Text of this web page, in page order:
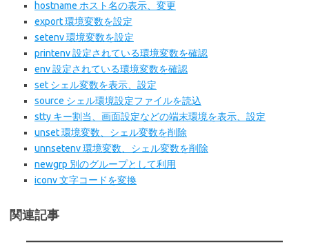
hostname ホスト名の表示、変更
export 環境変数を設定
setenv 環境変数を設定
printenv 設定されている環境変数を確認
env 設定されている環境変数を確認
set シェル変数を表示、設定
source シェル環境設定ファイルを読込
stty キー割当、画面設定などの端末環境を表示、設定
unset 環境変数、シェル変数を削除
unnsetenv 環境変数、シェル変数を削除
newgrp 別のグループとして利用
iconv 文字コードを変換
関連記事